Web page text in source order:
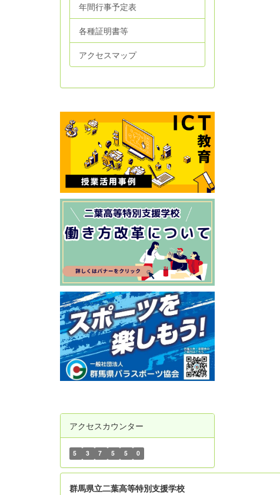
年間行事予定表
各種証明書等
アクセスマップ
アクセスカウンター
5 3 7 5 5 0
群馬県立二葉高等特別支援学校